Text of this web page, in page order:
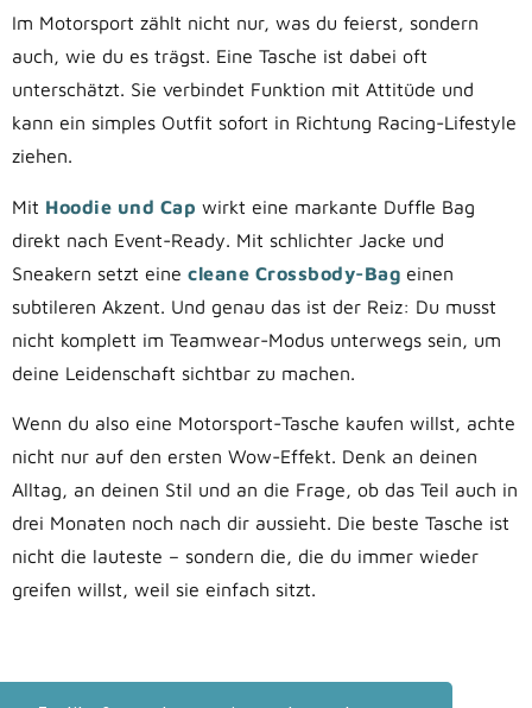
Im Motorsport zählt nicht nur, was du feierst, sondern
auch, wie du es trägst. Eine Tasche ist dabei oft
unterschätzt. Sie verbindet Funktion mit Attitüde und
kann ein simples Outfit sofort in Richtung Racing-Lifestyle
ziehen.
Mit Hoodie und Cap wirkt eine markante Duffle Bag
direkt nach Event-Ready. Mit schlichter Jacke und
Sneakern setzt eine cleane Crossbody-Bag einen
subtileren Akzent. Und genau das ist der Reiz: Du musst
nicht komplett im Teamwear-Modus unterwegs sein, um
deine Leidenschaft sichtbar zu machen.
Wenn du also eine Motorsport-Tasche kaufen willst, achte
nicht nur auf den ersten Wow-Effekt. Denk an deinen
Alltag, an deinen Stil und an die Frage, ob das Teil auch in
drei Monaten noch nach dir aussieht. Die beste Tasche ist
nicht die lauteste – sondern die, die du immer wieder
greifen willst, weil sie einfach sitzt.